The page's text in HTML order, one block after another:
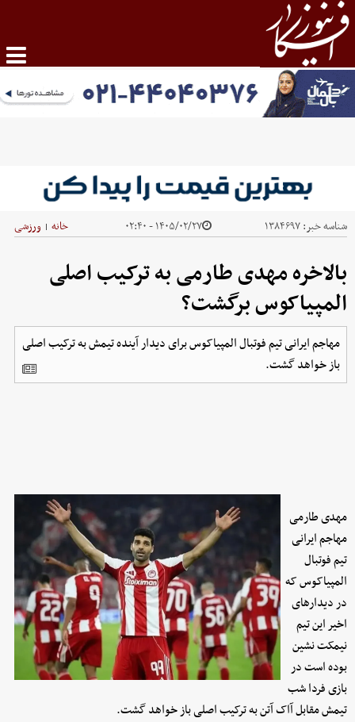
شناسه خبر:۱۳۸۴۶۹۷ ۱۴۰۵/۰۲/۲۷ - ۰۲:۴۰ خانه | ورزشی
بالاخره مهدی طارمی به ترکیب اصلی
المپیاکوس برگشت؟
مهاجم ایرانی تیم فوتبال المپیاکوس برای دیدار آینده تیمش به ترکیب اصلی
باز خواهد گشت.
مهدی طارمی
مهاجم ایرانی
تیم فوتبال
المپیاکوس که
در دیدارهای
اخیر این تیم
نیمکت نشین
بوده است در
بازی فردا شب
تیمش مقابل آاک آتن به ترکیب اصلی باز خواهد گشت.